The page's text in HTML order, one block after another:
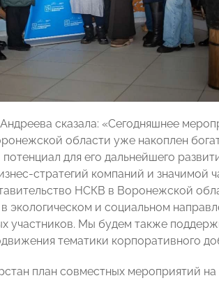
сказала: «Сегодняшнее
области уже накоплен
для его дальнейшего
стратегий компаний и
НСКВ в Воронежской
и социальном
участников. Мы будем также
тематики корпоративного
план совместных мероприятий на